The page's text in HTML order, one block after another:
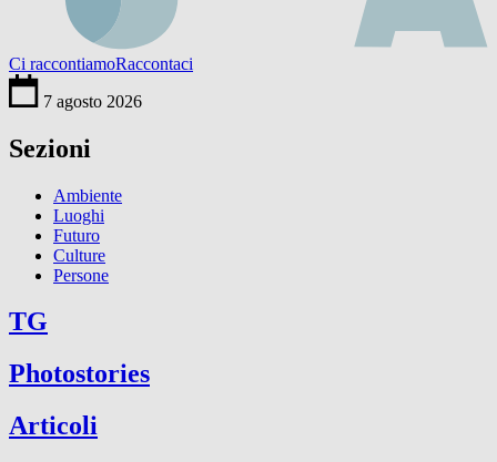
Ci raccontiamoRaccontaci
7 agosto 2026
Sezioni
Ambiente
Luoghi
Futuro
Culture
Persone
TG
Photostories
Articoli